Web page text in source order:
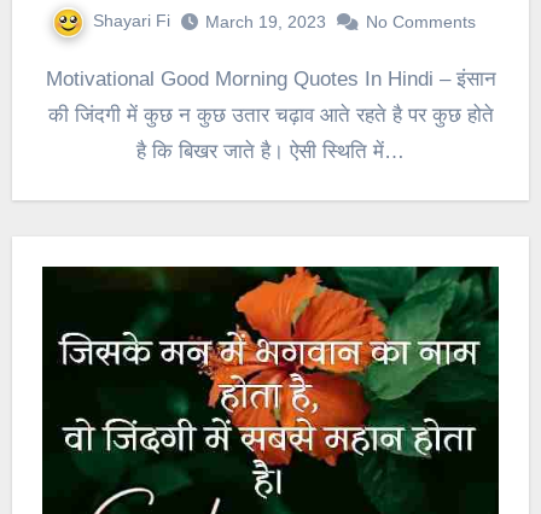
Shayari Fi March 19, 2023 No Comments
Motivational Good Morning Quotes In Hindi – इंसान
की जिंदगी में कुछ न कुछ उतार चढ़ाव आते रहते है पर कुछ होते
है कि बिखर जाते है। ऐसी स्थिति में…